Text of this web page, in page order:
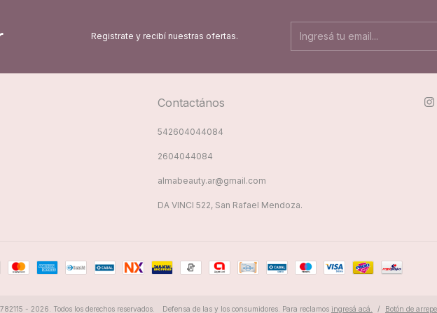
Registrate y recibí nuestras ofertas.
Contactános
542604044084
2604044084
almabeauty.ar@gmail.com
DA VINCI 522, San Rafael Mendoza.
- 2026. Todos los derechos reservados. Defensa de las y los consumidores. Para reclamos ingresá acá. / Botón de